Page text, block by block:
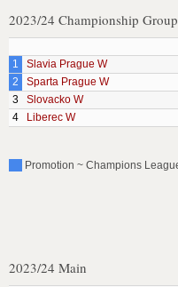
2023/24 Championship Group
1
Slavia Prague W
2
Sparta Prague W
3
Slovacko W
4
Liberec W
Promotion ~ Champions
2023/24 Main